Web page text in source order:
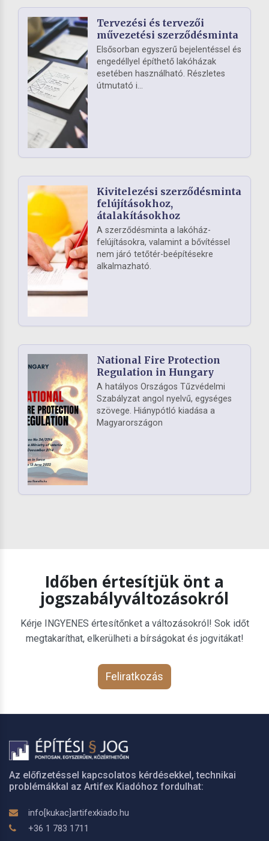
Tervezési és tervezői
művezetési szerződésminta
Elsősorban egyszerű bejelentéssel és
engedéllyel építhető lakóházak
esetében használható. Részletes
útmutató i...
Kivitelezési szerződésminta
felújításokhoz,
átalakításokhoz
A szerződésminta a lakóház-
felújításokra, valamint a bővítéssel
nem járó tetőtér-beépítésekre
alkalmazható.
National Fire Protection
Regulation in Hungary
A hatályos Országos Tűzvédelmi
Szabályzat angol nyelvű, egységes
szövege. Hiánypótló kiadása a
Magyarországon
Időben értesítjük önt a
jogszabályváltozásokról
Kérje INGYENES értesítőnket a változásokról! Sok időt
megtakaríthat, elkerülheti a bírságokat és jogvitákat!
Feliratkozás
Az előfizetéssel kapcsolatos kérdésekkel, technikai
problémákkal az Artifex Kiadóhoz fordulhat:
info[kukac]artifexkiado.hu
+36 1 783 1711